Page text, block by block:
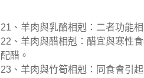
21、羊肉與乳酪相剋：二者功能
22、羊肉與醋相剋：醋宜與寒性
配醋。
23、羊肉與竹筍相剋：同食會引起